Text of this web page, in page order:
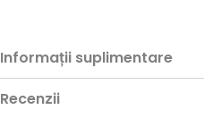
Informații suplimentare
Recenzii